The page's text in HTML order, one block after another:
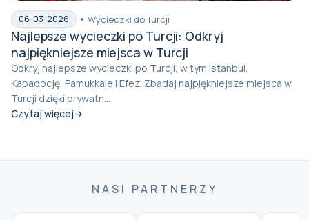
06-03-2026 Wycieczki do Turcji
Najlepsze wycieczki po Turcji: Odkryj
najpiękniejsze miejsca w Turcji
Odkryj najlepsze wycieczki po Turcji, w tym Istanbul,
Kapadocję, Pamukkale i Efez. Zbadaj najpiękniejsze miejsca w
Turcji dzięki prywatn...
Czytaj więcej
NASI PARTNERZY